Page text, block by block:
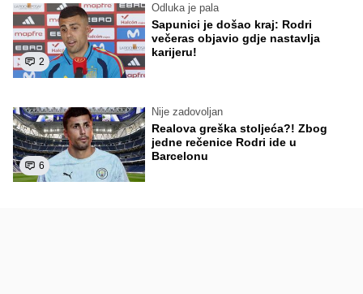
2
Odluka je pala
Sapunici je došao kraj: Rodri
večeras objavio gdje nastavlja
karijeru!
6
Nije zadovoljan
Realova greška stoljeća?! Zbog
jedne rečenice Rodri ide u
Barcelonu